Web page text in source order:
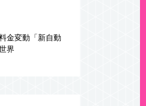
金変動「新自動
界